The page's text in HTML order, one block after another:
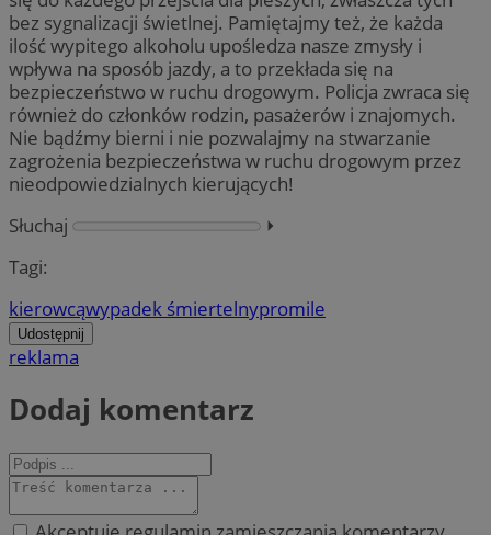
bez sygnalizacji świetlnej. Pamiętajmy też, że każda
ilość wypitego alkoholu upośledza nasze zmysły i
wpływa na sposób jazdy, a to przekłada się na
bezpieczeństwo w ruchu drogowym. Policja zwraca się
również do członków rodzin, pasażerów i znajomych.
Nie bądźmy bierni i nie pozwalajmy na stwarzanie
zagrożenia bezpieczeństwa w ruchu drogowym przez
nieodpowiedzialnych kierujących!
Słuchaj
⏵︎
Tagi:
kierowcąwypadek śmiertelnypromile
Udostępnij
reklama
Dodaj komentarz